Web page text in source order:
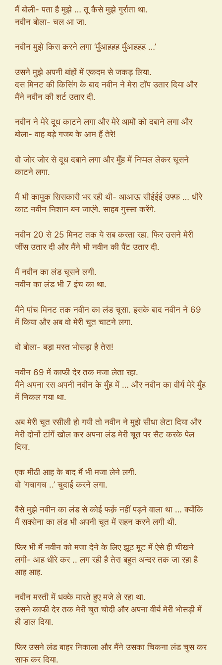
मैं बोली- पता है मुझे … तू कैसे मुझे गुर्राता था.
नवीन बोला- चल आ जा.
नवीन मुझे किस करने लगा ‘मुँआहहह मुँआहहह …’
उसने मुझे अपनी बांहों में एकदम से जकड़ लिया.
दस मिनट की किसिंग के बाद नवीन ने मेरा टॉप उतार दिया और
मैंने नवीन की शर्ट उतार दी.
नवीन ने मेरे दूध काटने लगा और मेरे आमों को दबाने लगा और
बोला- वाह बड़े गजब के आम हैं तेरे!
वो जोर जोर से दूध दबाने लगा और मुँह में निप्पल लेकर चूसने
काटने लगा.
मैं भी कामुक सिसकारी भर रही थी- आआऊ सीईईई उफ्फ … धीरे
काट नवीन निशान बन जाएंगे. साहब गुस्सा करेंगे.
नवीन 20 से 25 मिनट तक ये सब करता रहा. फिर उसने मेरी
जींस उतार दी और मैंने भी नवीन की पैंट उतार दी.
मैं नवीन का लंड चूसने लगी.
नवीन का लंड भी 7 इंच का था.
मैंने पांच मिनट तक नवीन का लंड चूसा. इसके बाद नवीन ने 69
में किया और अब वो मेरी चूत चाटने लगा.
वो बोला- बड़ा मस्त भोसड़ा है तेरा!
नवीन 69 में काफी देर तक मजा लेता रहा.
मैंने अपना रस अपनी नवीन के मुँह में … और नवीन का वीर्य मेरे मुँह
में निकल गया था.
अब मेरी चूत रसीली हो गयी तो नवीन ने मुझे सीधा लेटा दिया और
मेरी दोनों टांगें खोल कर अपना लंड मेरी चूत पर सैट करके पेल
दिया.
एक मीठी आह के बाद मैं भी मजा लेने लगी.
वो ‘गचागच ..’ चुदाई करने लगा.
वैसे मुझे नवीन का लंड से कोई फर्क़ नहीं पड़ने वाला था … क्योंकि
मैं सक्सेना का लंड भी अपनी चूत में सहन करने लगी थी.
फिर भी मैं नवीन को मजा देने के लिए झूठ मूट में ऐसे ही चीखने
लगी- आह धीरे कर .. लग रही है तेरा बहुत अन्दर तक जा रहा है
आह आह.
नवीन मस्ती में धक्के मारते हुए मजे ले रहा था.
उसने काफी देर तक मेरी चुत चोदी और अपना वीर्य मेरी भोसड़ी में
ही डाल दिया.
फिर उसने लंड बाहर निकाला और मैंने उसका चिकना लंड चुस कर
साफ कर दिया.